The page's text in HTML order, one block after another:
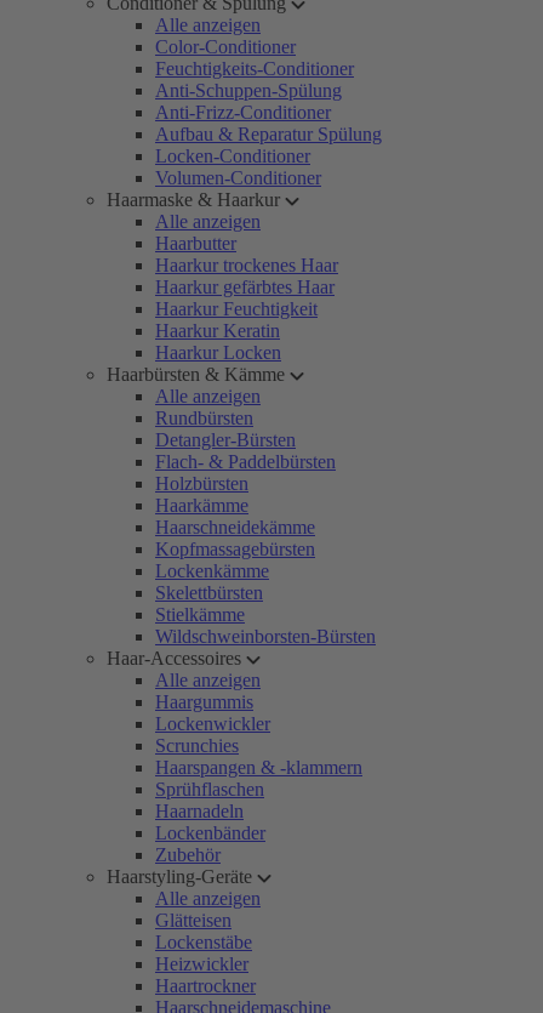
Alle anzeigen
Color-Conditioner
Feuchtigkeits-Conditioner
Anti-Schuppen-Spülung
Anti-Frizz-Conditioner
Aufbau & Reparatur Spülung
Locken-Conditioner
Volumen-Conditioner
Haarmaske & Haarkur
Alle anzeigen
Haarbutter
Haarkur trockenes Haar
Haarkur gefärbtes Haar
Haarkur Feuchtigkeit
Haarkur Keratin
Haarkur Locken
Haarbürsten & Kämme
Alle anzeigen
Rundbürsten
Detangler-Bürsten
Flach- & Paddelbürsten
Holzbürsten
Haarkämme
Haarschneidekämme
Kopfmassagebürsten
Lockenkämme
Skelettbürsten
Stielkämme
Wildschweinborsten-Bürsten
Haar-Accessoires
Alle anzeigen
Haargummis
Lockenwickler
Scrunchies
Haarspangen & -klammern
Sprühflaschen
Haarnadeln
Lockenbänder
Zubehör
Haarstyling-Geräte
Alle anzeigen
Glätteisen
Lockenstäbe
Heizwickler
Haartrockner
Haarschneidemaschine